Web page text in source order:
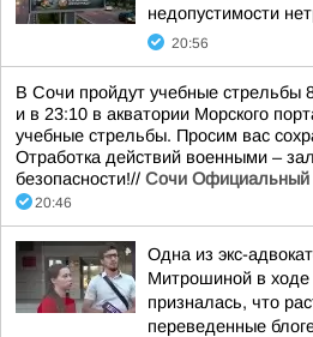
недопустимости
20:56
В Сочи пройдут учебные стрельбы
и в 23:10 в акватории Морского
учебные стрельбы. Просим вас
Отработка действий военными –
безопасности!// Сочи Официальный
20:46
Одна из экс-
Митрошиной в ходе
призналась, что
переведенные